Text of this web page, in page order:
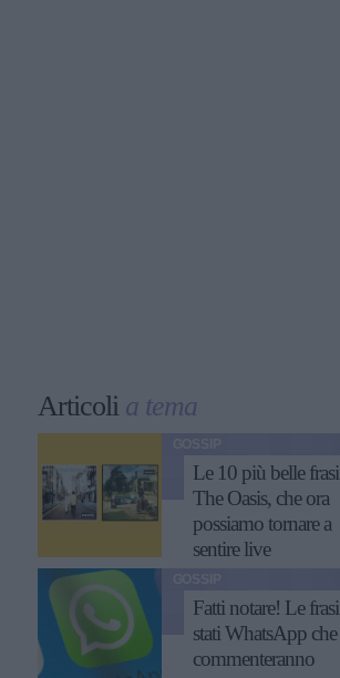
Articoli a tema
Le 10 più belle
The Oasis, che ora
possiamo tornare a
sentire live
Fatti notare! Le
stati WhatsApp
commenteranno